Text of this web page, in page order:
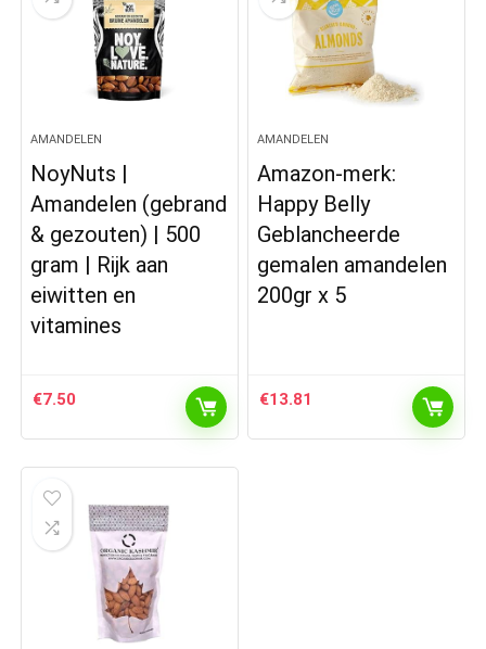
AMANDELEN
NoyNuts |
Amandelen (gebrand
& gezouten) | 500
gram | Rijk aan
eiwitten en
vitamines
€7.50
AMANDELEN
Amazon-merk:
Happy Belly
Geblancheerde
gemalen amandelen
200gr x 5
€13.81